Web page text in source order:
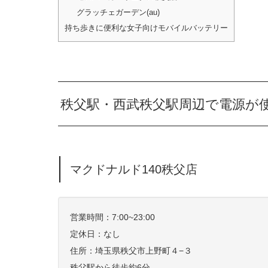
グラッチェガーデン(au)
持ち歩きに便利な女子向けモバイルバッテリー
秩父駅・西武秩父駅周辺で電源が
マクドナルド140秩父店
営業時間：7:00~23:00
定休日：なし
住所：埼玉県秩父市上野町４−３